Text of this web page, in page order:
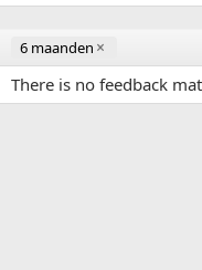
6 maanden
There is no feedback